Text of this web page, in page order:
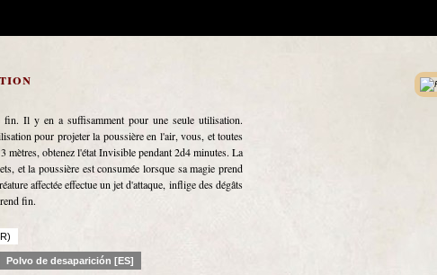
fin. Il y en a suffisamment pour une seule utilisation.
pour projeter la poussière en l'air, vous, et toutes
mètres, obtenez l'état Invisible pendant 2d4 minutes. La
et la poussière est consumée lorsque sa magie prend
affectée effectue un jet d'attaque, inflige des dégâts
fin.
Polvo de desaparición [ES]